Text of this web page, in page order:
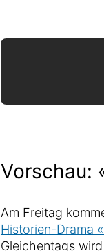
Vorschau:
Am Freitag
Historien-Drama
Gleichentags